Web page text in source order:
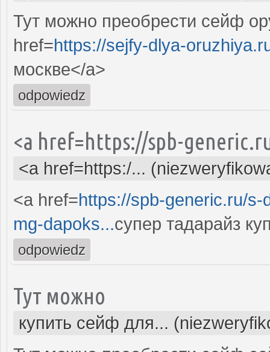
Тут можно преобрести сейф
href=https://sejfy-dlya-
москве</a>
odpowiedz
<a href=https://spb-
<a href=https:/...
<a href=https://spb-generic.ru/
mg-dapoks...супер тадарайз
odpowiedz
Тут можно
купить сейф для...